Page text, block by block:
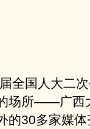
国人大二次
场所——广西
的30多家媒